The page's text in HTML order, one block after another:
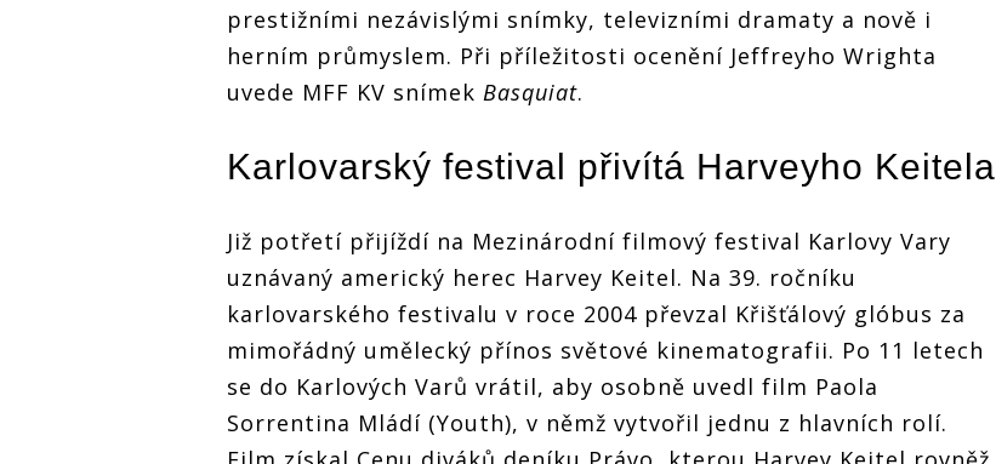
prestižními nezávislými snímky, televizními dramaty a nově i
herním průmyslem. Při příležitosti ocenění Jeffreyho Wrighta
uvede MFF KV snímek Basquiat.
Karlovarský festival přivítá Harveyho Keitela
Již potřetí přijíždí na Mezinárodní filmový festival Karlovy Vary
uznávaný americký herec Harvey Keitel. Na 39. ročníku
karlovarského festivalu v roce 2004 převzal Křišťálový glóbus za
mimořádný umělecký přínos světové kinematografii. Po 11 letech
se do Karlových Varů vrátil, aby osobně uvedl film Paola
Sorrentina Mládí (Youth), v němž vytvořil jednu z hlavních rolí.